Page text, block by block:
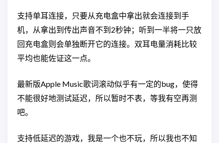
支持单耳连接，只要从充电盒中拿出就会连接到手
机，从拿出到传出声音不到2秒钟；听到一半将一只放
回充电盒则会单独断开它的连接。双耳电量消耗比较
平均也能佐证这一点。
最新版Apple Music歌词滚动似乎有一定的bug，使得
不能很好地测试延迟，所以暂时不表，等我有空再测
吧。
支持低延迟的游戏，我是一个也不玩，所以我也不知